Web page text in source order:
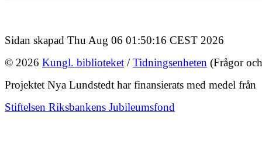
Sidan skapad Thu Aug 06 01:50:16 CEST 2026
© 2026 Kungl. biblioteket /Tidningsenheten (Frågor
Projektet Nya Lundstedt har finansierats med medel från
Stiftelsen Riksbankens Jubileumsfond